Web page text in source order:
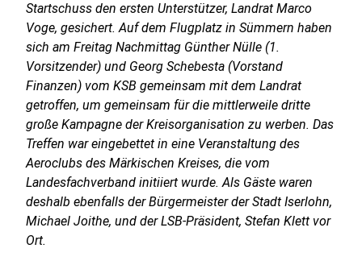
Startschuss den ersten Unterstützer, Landrat Marco
Voge, gesichert. Auf dem Flugplatz in Sümmern haben
sich am Freitag Nachmittag Günther Nülle (1.
Vorsitzender) und Georg Schebesta (Vorstand
Finanzen) vom KSB gemeinsam mit dem Landrat
getroffen, um gemeinsam für die mittlerweile dritte
große Kampagne der Kreisorganisation zu werben. Das
Treffen war eingebettet in eine Veranstaltung des
Aeroclubs des Märkischen Kreises, die vom
Landesfachverband initiiert wurde. Als Gäste waren
deshalb ebenfalls der Bürgermeister der Stadt Iserlohn,
Michael Joithe, und der LSB-Präsident, Stefan Klett vor
Ort.